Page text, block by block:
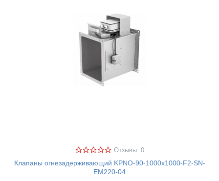
Отзывы: 0
Клапаны огнезадерживающий KPNO-90-1000х1000-F2-SN-
EM220-04